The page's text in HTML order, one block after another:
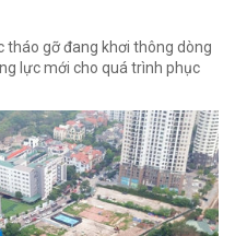
tháo gỡ đang khơi thông dòng
lực mới cho quá trình phục